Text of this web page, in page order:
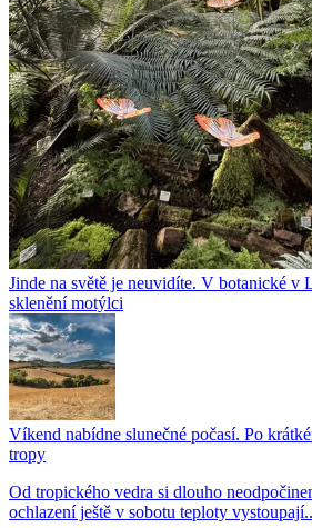
Jinde na světě je neuvidíte. V botanické v
sklenění motýlci
Víkend nabídne slunečné počasí. Po
tropy
Od tropického vedra si dlouho
ochlazení ještě v sobotu teploty